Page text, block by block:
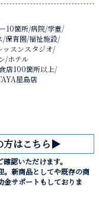
10箇所/病院/学童/
/保育園/福祉施設/
ッスンスタジオ/
/ホテル
店100箇所以上/
屋島店
方はこちら▶︎
認いただけます。
。新商品としてや既存の商
金サポートもしておりま